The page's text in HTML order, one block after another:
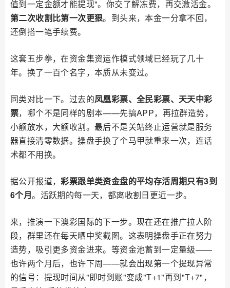
值到一定金额才能提现"。你交了解冻费，再交激活金。
第二次收割比第一次更狠。到头来，本金一分拿不回，
还倒搭一笔手续费。
这套五步拳，在资金集资运作模式领域已经玩了几十
年。换了一百个名字，本质从未变过。
同类对比一下。过去的凤凰彩票、全民彩票、天天中彩
票，哪个不是同样的剧本——先搞APP，再拉群造势，
小额放水，大额收割。最后不是关站终止运营就是服务
器直接清零数据。操盘手换了个马甲就重来一次，连话
术都不用换。
据公开报道，彩票跟单类资金盘的平均存活周期只有3到
6个月。活跃期的每一天，都离收割日更近一步。
来，推演一下澳彩国际的下一步。现在还在推广拉人阶
段，群里还在每天晒中奖截图。这表明操盘手正在努力
造势，吸引更多资金进来。等资金池蓄到一定量级——
也许两个月后，也许下周——就会出现第一个提现异常
的信号：提现时间从"即时到账"变成"T+1"再到"T+7"，